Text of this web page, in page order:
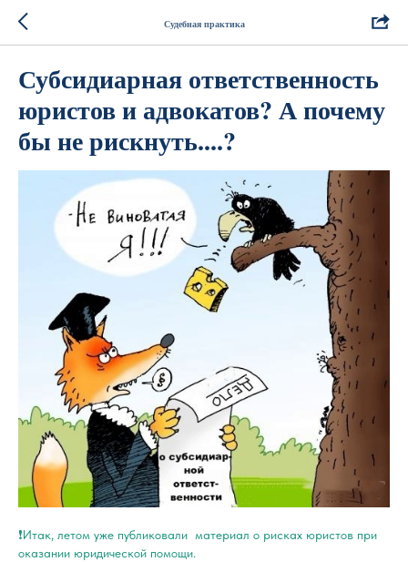
Судебная практика
Субсидиарная ответственность
юристов и адвокатов? А почему
бы не рискнуть....?
❗️Итак, летом уже публиковали материал о рисках юристов при
оказании юридической помощи.